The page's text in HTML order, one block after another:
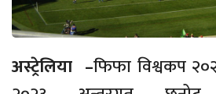
अस्ट्रेलिया –फिफा विश्वकप